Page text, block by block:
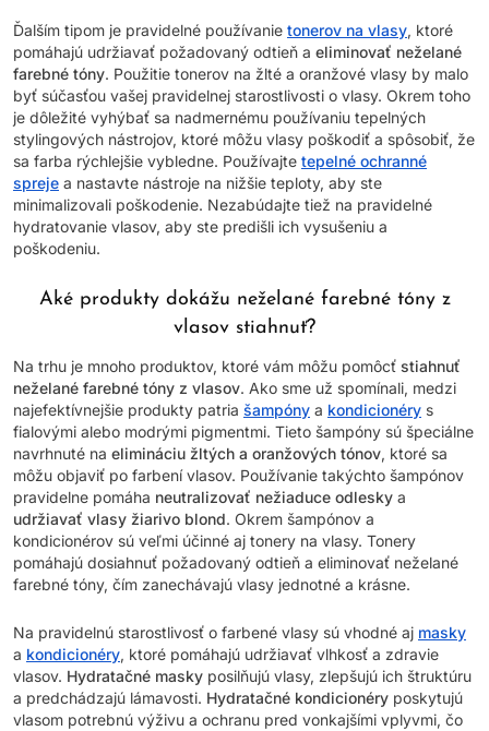
Ďalším tipom je pravidelné používanie tonerov na vlasy, ktoré
pomáhajú udržiavať požadovaný odtieň a eliminovať neželané
farebné tóny. Použitie tonerov na žlté a oranžové vlasy by malo
byť súčasťou vašej pravidelnej starostlivosti o vlasy. Okrem toho
je dôležité vyhýbať sa nadmernému používaniu tepelných
stylingových nástrojov, ktoré môžu vlasy poškodiť a spôsobiť, že
sa farba rýchlejšie vybledne. Používajte tepelné ochranné
spreje a nastavte nástroje na nižšie teploty, aby ste
minimalizovali poškodenie. Nezabúdajte tiež na pravidelné
hydratovanie vlasov, aby ste predišli ich vysušeniu a
poškodeniu.
Aké produkty dokážu neželané farebné tóny z
vlasov stiahnuť?
Na trhu je mnoho produktov, ktoré vám môžu pomôcť stiahnuť
neželané farebné tóny z vlasov. Ako sme už spomínali, medzi
najefektívnejšie produkty patria šampóny a kondicionéry s
fialovými alebo modrými pigmentmi. Tieto šampóny sú špeciálne
navrhnuté na elimináciu žltých a oranžových tónov, ktoré sa
môžu objaviť po farbení vlasov. Používanie takýchto šampónov
pravidelne pomáha neutralizovať nežiaduce odlesky a
udržiavať vlasy žiarivo blond. Okrem šampónov a
kondicionérov sú veľmi účinné aj tonery na vlasy. Tonery
pomáhajú dosiahnuť požadovaný odtieň a eliminovať neželané
farebné tóny, čím zanechávajú vlasy jednotné a krásne.
Na pravidelnú starostlivosť o farbené vlasy sú vhodné aj masky
a kondicionéry, ktoré pomáhajú udržiavať vlhkosť a zdravie
vlasov. Hydratačné masky posilňujú vlasy, zlepšujú ich štruktúru
a predchádzajú lámavosti. Hydratačné kondicionéry poskytujú
vlasom potrebnú výživu a ochranu pred vonkajšími vplyvmi, čo